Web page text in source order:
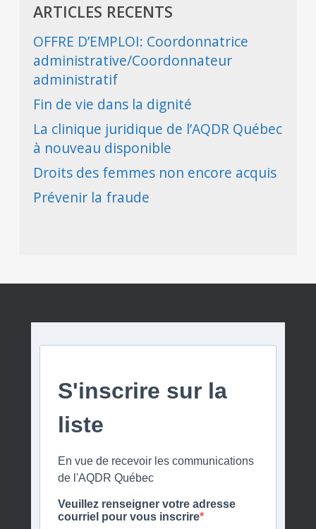
ARTICLES RECENTS
OFFRE D’EMPLOI: Coordonnatrice
administrative/Coordonnateur
administratif
Fin de vie dans la dignité
La clinique juridique de l’AQDR Québec
à nouveau disponible
Droits des femmes non encore acquis
Prévenir la fraude
S'inscrire sur la
liste
En vue de recevoir les communications
de l'AQDR Québec
Veuillez renseigner votre adresse
courriel pour vous inscrire